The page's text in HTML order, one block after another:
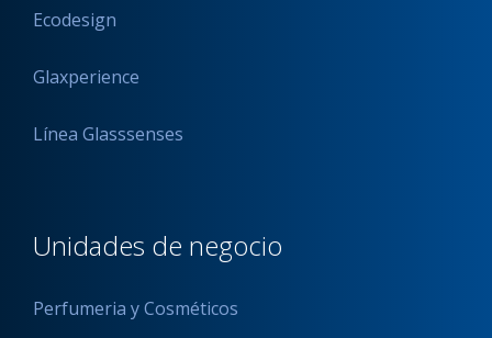
Ecodesign
Glaxperience
Línea Glasssenses
Unidades de negocio
Perfumeria y Cosméticos